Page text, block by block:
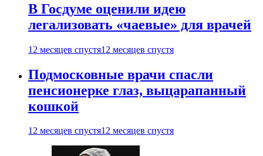
В Госдуме оценили идею
легализовать «чаевые» для врачей
12 месяцев спустя12 месяцев спустя
Подмосковные врачи спасли
пенсионерке глаз, выцарапанный
кошкой
12 месяцев спустя12 месяцев спустя